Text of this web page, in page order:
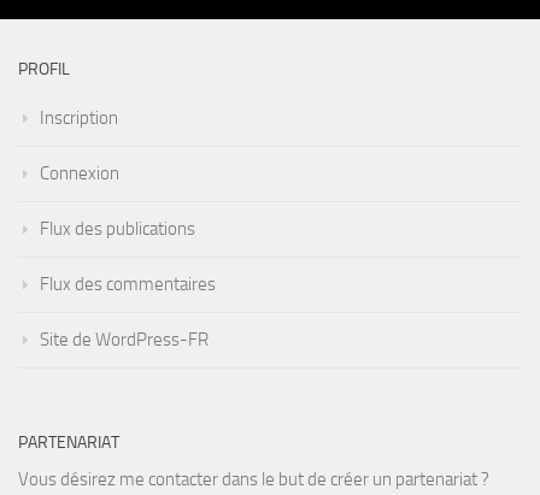
PROFIL
Inscription
Connexion
Flux des publications
Flux des commentaires
Site de WordPress-FR
PARTENARIAT
Vous désirez me contacter dans le but de créer un partenariat ?